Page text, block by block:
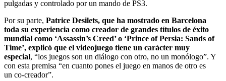
pulgadas y controlado por un mando de PS3.
Por su parte, Patrice Desilets, que ha mostrado en Barcelona
toda su experiencia como creador de grandes títulos de éxito
mundial como ‘Assassin’s Creed’ o ‘Prince of Persia: Sands of
Time’, explicó que el videojuego tiene un carácter muy
especial, “los juegos son un diálogo con otro, no un monólogo”. Y
con esta premisa “en cuanto pones el juego en manos de otro es
un co-creador”.